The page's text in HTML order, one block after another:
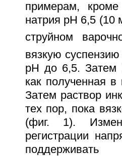
примерам,
натрия рН 6,5 (10
струйном
вязкую
рН до 6,5. Затем
как полученная
Затем раствор
тех пор, пока
(фиг. 1).
регистрации